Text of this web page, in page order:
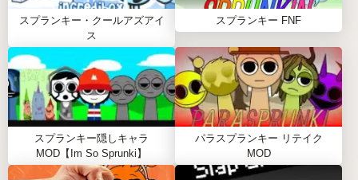
て、ゾクゾクする雰囲気を演出。
スプランキー隠しキャラ
音の組み合わせを極めると、アニメーションや効果
が解禁。ホラー感がさらにアップ！
スプランキー・パラサイト（SPRUNKI
PARASITE）のフェーズ
スプランキー・クールアズアイ
ス
スプランキー FNF
スプランキー隠しキャラ
MOD【Im So Sprunki】
パラスプランキー リテイク
MOD